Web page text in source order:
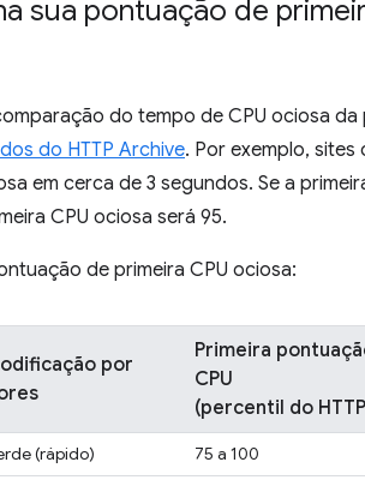
sua pontuação de
do tempo de CPU ociosa
do HTTP Archive. Por exemplo, sites
em cerca de 3 segundos. Se a
CPU ociosa será 95.
de primeira CPU ociosa:
por
Primeira
CPU
(percentil do
(rápido)
75 a 100